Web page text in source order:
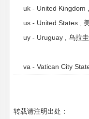
uk - United Kingdom
us - United States ,
uy - Uruguay , 乌拉圭
va - Vatican City
转载请注明出处：